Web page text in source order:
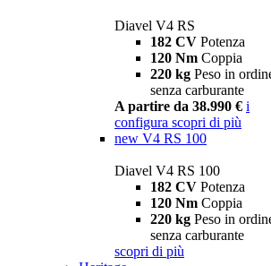
Diavel V4 RS
182 CV Potenza
120 Nm Coppia
220 kg Peso in
senza carburante
A partire da 38.990 € i
configura scopri di più
new V4 RS 100
Diavel V4 RS 100
182 CV Potenza
120 Nm Coppia
220 kg Peso in
senza carburante
scopri di più